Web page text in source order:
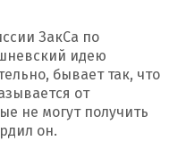
ЗакСа по
идею
бывает так, что
от
не могут получить
он.